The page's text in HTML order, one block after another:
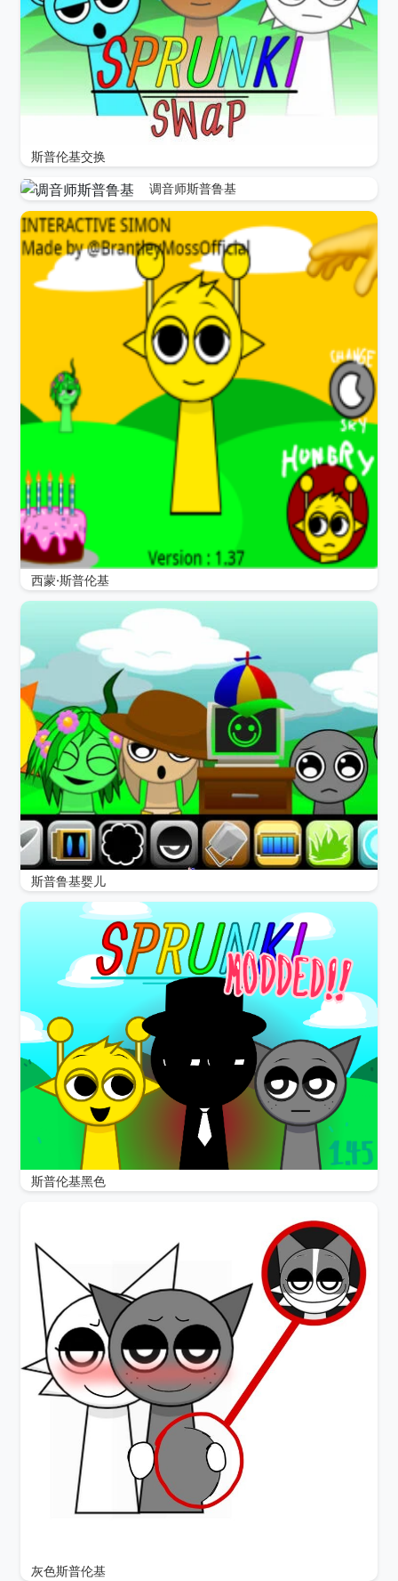
斯普伦基交换
调音师斯普鲁基
西蒙·斯普伦基
斯普鲁基婴儿
斯普伦基黑色
灰色斯普伦基